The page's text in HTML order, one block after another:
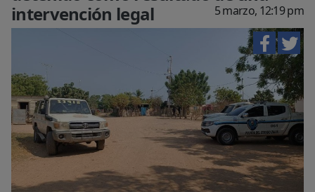
intervención legal
5 marzo, 12:19 pm